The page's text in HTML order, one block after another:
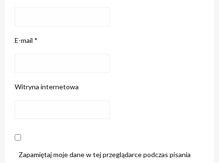
E-mail *
Witryna internetowa
Zapamiętaj moje dane w tej przeglądarce podczas pisania